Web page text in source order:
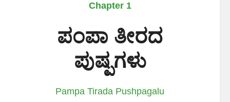
Chapter 1
ಪಂಪಾ ತೀರದ
ಪುಷ್ಪಗಳು
Pampa Tirada Pushpagalu